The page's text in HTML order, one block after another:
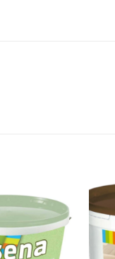
Dodaj
na
listu
želja